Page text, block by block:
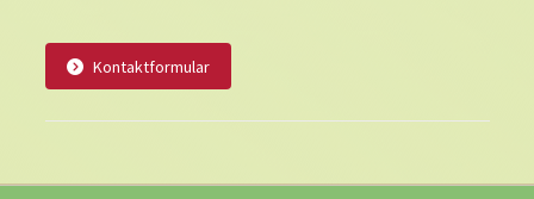
Kontaktformular